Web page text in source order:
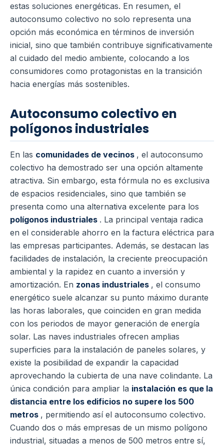
estas soluciones energéticas. En resumen, el
autoconsumo colectivo no solo representa una
opción más económica en términos de inversión
inicial, sino que también contribuye significativamente
al cuidado del medio ambiente, colocando a los
consumidores como protagonistas en la transición
hacia energías más sostenibles.
Autoconsumo colectivo en
polígonos industriales
En las comunidades de vecinos , el autoconsumo
colectivo ha demostrado ser una opción altamente
atractiva. Sin embargo, esta fórmula no es exclusiva
de espacios residenciales, sino que también se
presenta como una alternativa excelente para los
polígonos industriales . La principal ventaja radica
en el considerable ahorro en la factura eléctrica para
las empresas participantes. Además, se destacan las
facilidades de instalación, la creciente preocupación
ambiental y la rapidez en cuanto a inversión y
amortización. En zonas industriales , el consumo
energético suele alcanzar su punto máximo durante
las horas laborales, que coinciden en gran medida
con los periodos de mayor generación de energía
solar. Las naves industriales ofrecen amplias
superficies para la instalación de paneles solares, y
existe la posibilidad de expandir la capacidad
aprovechando la cubierta de una nave colindante. La
única condición para ampliar la instalación es que la
distancia entre los edificios no supere los 500
metros , permitiendo así el autoconsumo colectivo.
Cuando dos o más empresas de un mismo polígono
industrial, situadas a menos de 500 metros entre sí,